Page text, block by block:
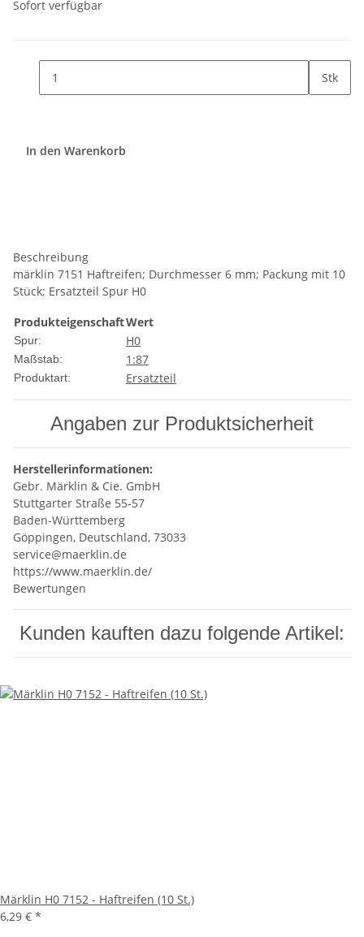
Sofort verfügbar
Stk
In den Warenkorb
Beschreibung
märklin 7151 Haftreifen; Durchmesser 6 mm; Packung mit 10
Stück; Ersatzteil Spur H0
ProdukteigenschaftWert
Spur: H0
Maßstab: 1:87
Produktart: Ersatzteil
Angaben zur Produktsicherheit
Herstellerinformationen:
Gebr. Märklin & Cie. GmbH
Stuttgarter Straße 55-57
Baden-Württemberg
Göppingen, Deutschland, 73033
service@maerklin.de
https://www.maerklin.de/
Bewertungen
Kunden kauften dazu folgende Artikel:
Märklin H0 7152 - Haftreifen (10 St.)
6,29 € *